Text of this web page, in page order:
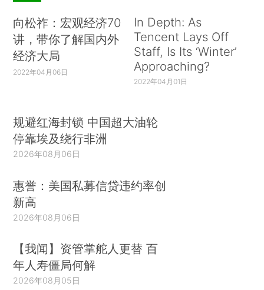
向松祚：宏观经济70
讲，带你了解国内外
经济大局
2022年04月06日
In Depth: As
Tencent Lays Off
Staff, Is Its ‘Winter’
Approaching?
2022年04月01日
规避红海封锁 中国超大油轮
停靠埃及绕行非洲
2026年08月06日
惠誉：美国私募信贷违约率创
新高
2026年08月06日
【我闻】资管掌舵人更替 百
年人寿僵局何解
2026年08月05日